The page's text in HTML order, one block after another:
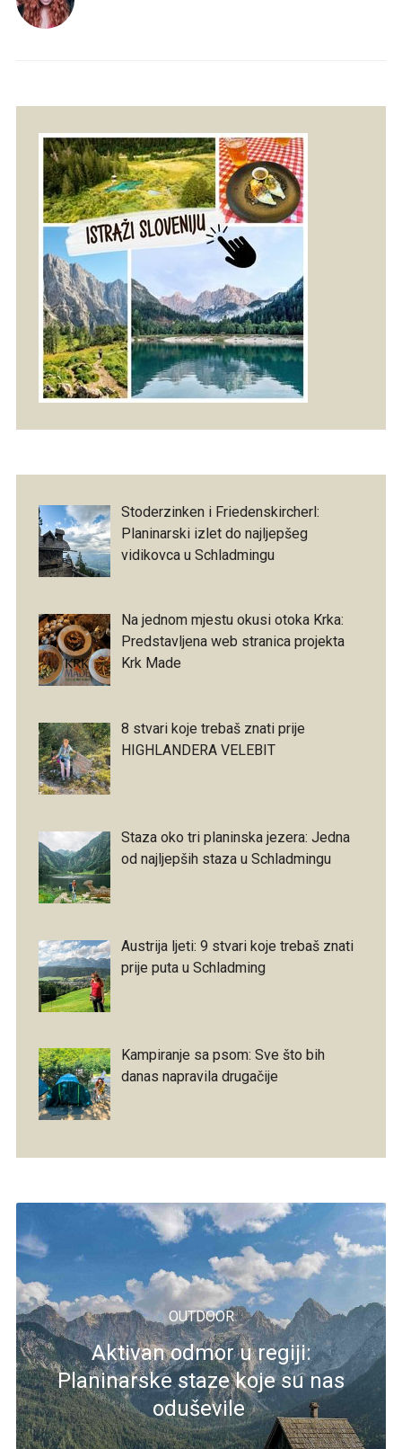
Stoderzinken i Friedenskircherl:
Planinarski izlet do najljepšeg
vidikovca u Schladmingu
Na jednom mjestu okusi otoka Krka:
Predstavljena web stranica projekta
Krk Made
8 stvari koje trebaš znati prije
HIGHLANDERA VELEBIT
Staza oko tri planinska jezera: Jedna
od najljepših staza u Schladmingu
Austrija ljeti: 9 stvari koje trebaš znati
prije puta u Schladming
Kampiranje sa psom: Sve što bih
danas napravila drugačije
OUTDOOR
Aktivan odmor u regiji:
Planinarske staze koje su nas
oduševile